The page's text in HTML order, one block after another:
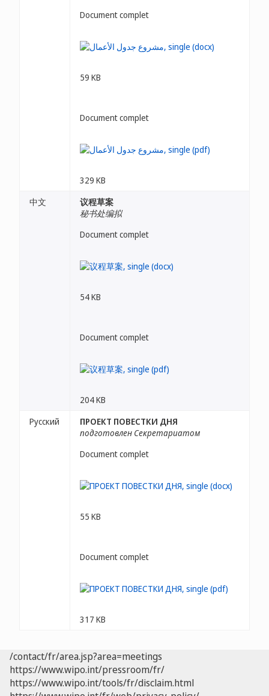
Document complet
59 KB
Document complet
329 KB
中文
议程草案
秘书处编拟
Document complet
54 KB
Document complet
204 KB
Русский
ПРОЕКТ ПОВЕСТКИ ДНЯ
подготовлен Секретариатом
Document complet
55 KB
Document complet
317 KB
/contact/fr/area.jsp?area=meetings
https://www.wipo.int/pressroom/fr/
https://www.wipo.int/tools/fr/disclaim.html